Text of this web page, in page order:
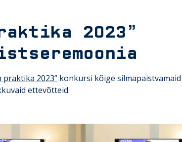
2023”
praktika 2023” konkursi kõige silmapaistvamaid
ettevõtteid.